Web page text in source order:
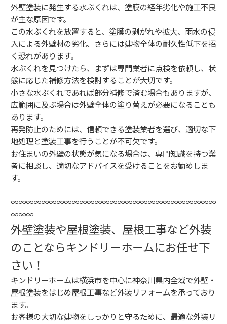
外壁塗装に発生する水ぶくれは、塗膜の経年劣化や施工不良
が主な原因です。
この水ぶくれを放置すると、塗膜の剥がれや拡大、雨水の侵
入による外壁材の劣化、さらには建物全体の耐久性低下を招
く恐れがあります。
水ぶくれを見つけたら、まずは専門業者に点検を依頼し、状
態に応じた補修方法を検討することが大切です。
小さな水ぶくれであれば部分補修で済む場合もありますが、
広範囲に及ぶ場合は外壁全体の塗り替えが必要になることも
あります。
再発防止のためには、信頼できる塗装業者を選び、適切な下
地処理と塗装工事を行うことが不可欠です。
お住まいの外壁の状態が気になる場合は、専門知識を持つ業
者に相談し、適切なアドバイスを受けることをお勧めしま
す。
∞∞∞∞∞∞∞∞∞∞∞∞∞∞∞∞∞∞∞∞∞∞∞∞∞∞∞
∞∞∞
外壁塗装や屋根塗装、屋根工事など外装
のことならキンドリーホームにお任せ下
さい！
キンドリーホームは横浜市を中心に神奈川県内全域で外壁・
屋根塗装をはじめ屋根工事など外装リフォームを承っており
ます。
お客様の大切な建物をしっかりと守るために、最適な外装リ